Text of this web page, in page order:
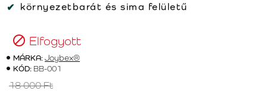
környezetbarát és sima felületű
Elfogyott
MÁRKA:Joybex®
KÓD: BB-001
18 000 Ft